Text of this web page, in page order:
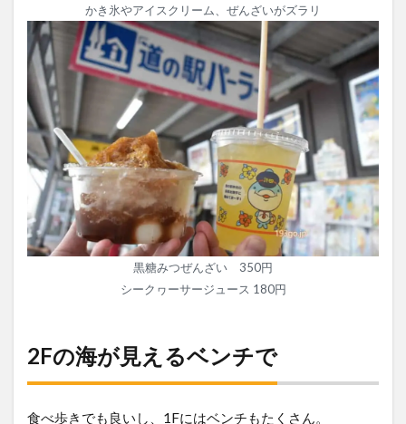
かき氷やアイスクリーム、ぜんざいがズラリ
黒糖みつぜんざい 350円
シークヮーサージュース 180円
2Fの海が見えるベンチで
食べ歩きでも良いし、1Fにはベンチもたくさん。